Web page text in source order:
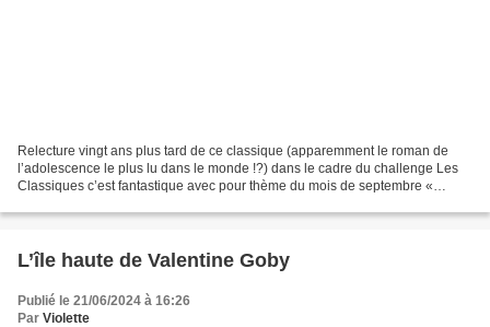
Relecture vingt ans plus tard de ce classique (apparemment le roman de
l’adolescence le plus lu dans le monde !?) dans le cadre du challenge Les
Classiques c’est fantastique avec pour thème du mois de septembre «
L’île haute de Valentine Goby
Publié le 21/06/2024 à 16:26
Par Violette